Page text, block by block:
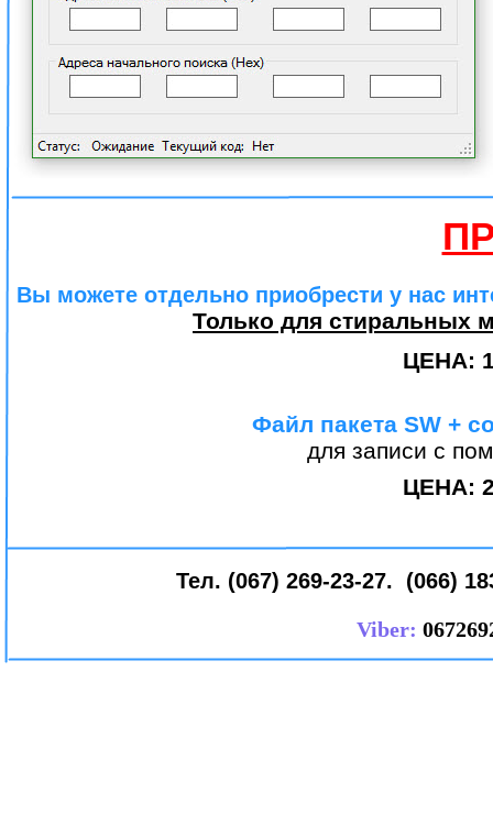
Тел. (067) 269-23-27. (066)
Вы можете отдельно приобрести у нас
Только для стиральных
Файл пакета SW +
для записи с
ЦЕНА:
ЦЕНА:
Viber: